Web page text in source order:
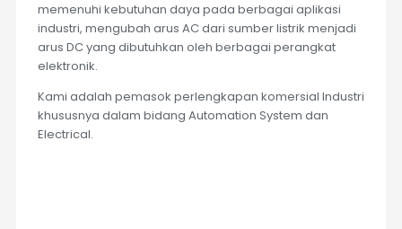
memenuhi kebutuhan daya pada berbagai aplikasi
industri, mengubah arus AC dari sumber listrik menjadi
arus DC yang dibutuhkan oleh berbagai perangkat
elektronik.
Kami adalah pemasok perlengkapan komersial Industri
khususnya dalam bidang Automation System dan
Electrical.